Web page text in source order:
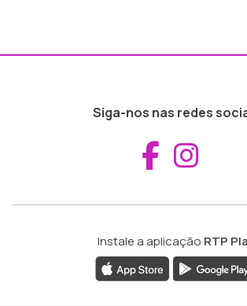
Siga-nos nas redes
Instale a aplicação RTP